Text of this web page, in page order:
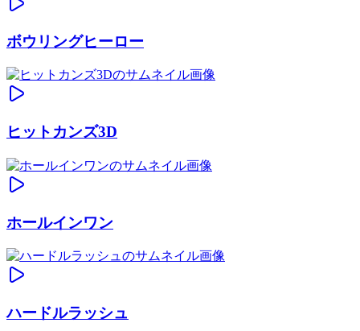
ボウリングヒーロー
ヒットカンズ3D
ホールインワン
ハードルラッシュ